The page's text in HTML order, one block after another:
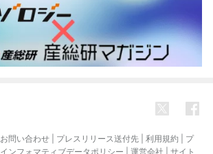
お問い合わせ プレスリリース送付先 利用規約
プ
インフォマティブデータポリシー 運営会社
サイト